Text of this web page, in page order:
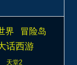
界 冒险岛
话西游
天堂2